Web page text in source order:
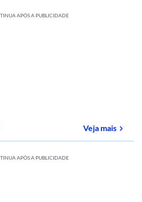
APÓS A PUBLICIDADE
Veja maissobre
APÓS A PUBLICIDADE